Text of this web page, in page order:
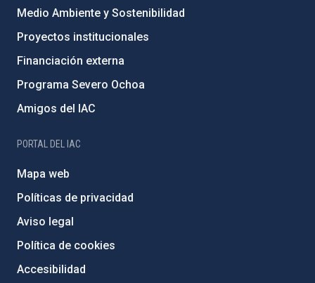
Medio Ambiente y Sostenibilidad
Proyectos institucionales
Financiación externa
Programa Severo Ochoa
Amigos del IAC
PORTAL DEL IAC
Mapa web
Políticas de privacidad
Aviso legal
Política de cookies
Accesibilidad